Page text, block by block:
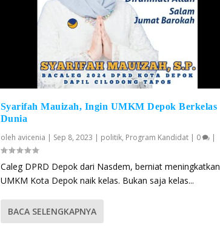
Syarifah Mauizah, Ingin UMKM Depok Berkelas
Dunia
oleh avicenia | Sep 8, 2023 | politik, Program Kandidat| 0 |
Caleg DPRD Depok dari Nasdem, berniat meningkatkan
UMKM Kota Depok naik kelas. Bukan saja kelas...
BACA SELENGKAPNYA